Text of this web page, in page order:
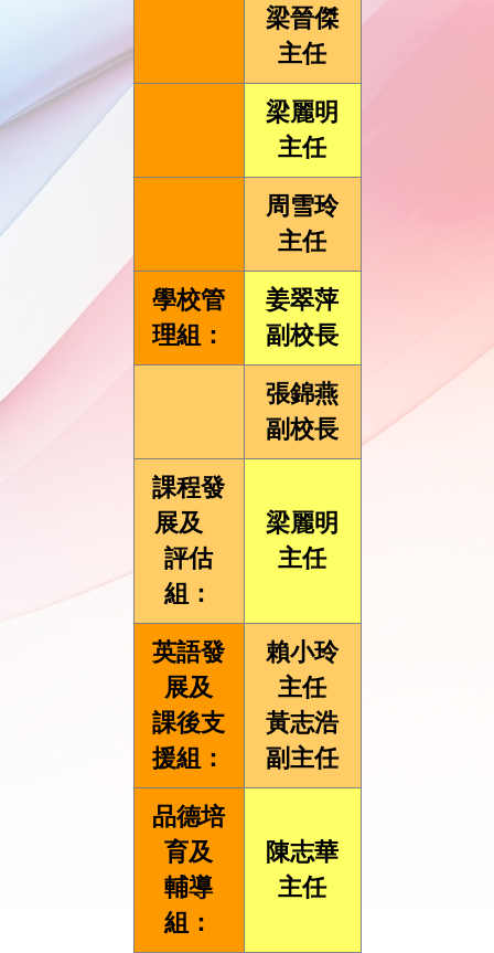
梁晉傑
主任
梁麗明
主任
周雪玲
主任
學校管
理組：
姜翠萍
副校長
張錦燕
副校長
課程發
展及
評估
組：
梁麗明
主任
英語發
展及
課後支
援組：
賴小玲
主任
黃志浩
副主任
品德培
育及
輔導
組：
陳志華
主任